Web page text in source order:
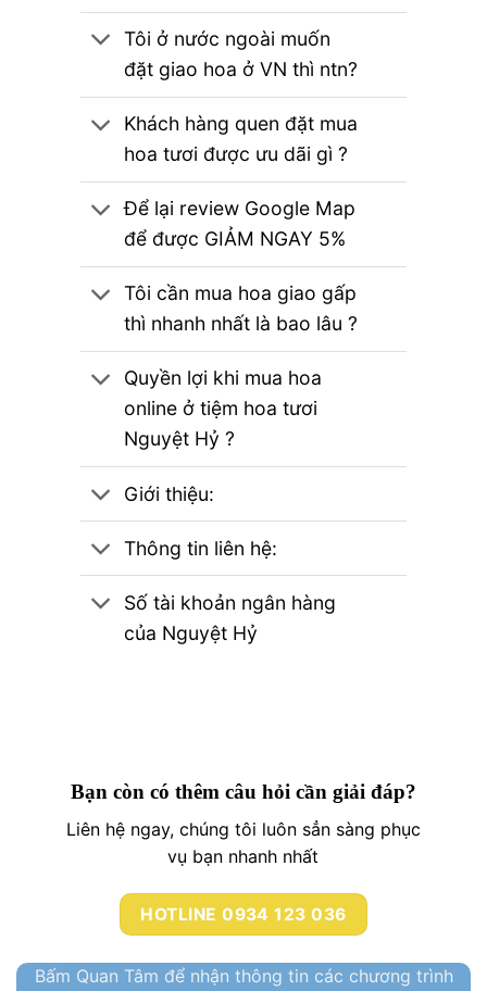
Tôi ở nước ngoài muốn
đặt giao hoa ở VN thì ntn?
Khách hàng quen đặt mua
hoa tươi được ưu dãi gì ?
Để lại review Google Map
để được GIẢM NGAY 5%
Tôi cần mua hoa giao gấp
thì nhanh nhất là bao lâu ?
Quyền lợi khi mua hoa
online ở tiệm hoa tươi
Nguyệt Hỷ ?
Giới thiệu:
Thông tin liên hệ:
Số tài khoản ngân hàng
của Nguyệt Hỷ
Bạn còn có thêm câu hỏi cần giải đáp?
Liên hệ ngay, chúng tôi luôn sẳn sàng phục
vụ bạn nhanh nhất
HOTLINE 0934 123 036
Bấm Quan Tâm để nhận thông tin các chương trình